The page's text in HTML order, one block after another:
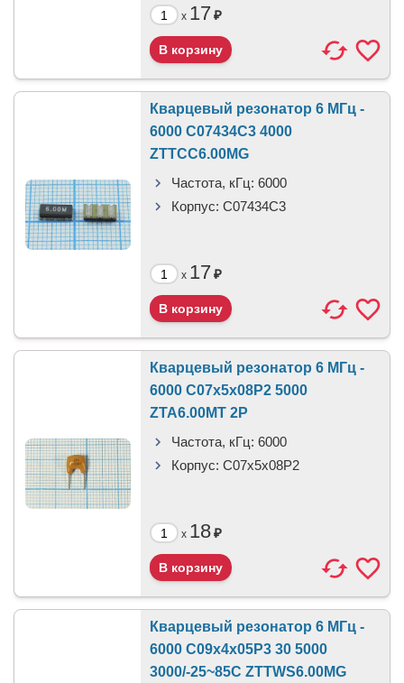
x 17₽
Кварцевый резонатор 6 МГц -
6000 C07434C3 4000
ZTTCC6.00MG
Частота, кГц: 6000
Корпус: C07434C3
x 17₽
Кварцевый резонатор 6 МГц -
6000 C07x5x08P2 5000
ZTA6.00MT 2P
Частота, кГц: 6000
Корпус: C07x5x08P2
x 18₽
Кварцевый резонатор 6 МГц -
6000 C09x4x05P3 30 5000
3000/-25~85C ZTTWS6.00MG